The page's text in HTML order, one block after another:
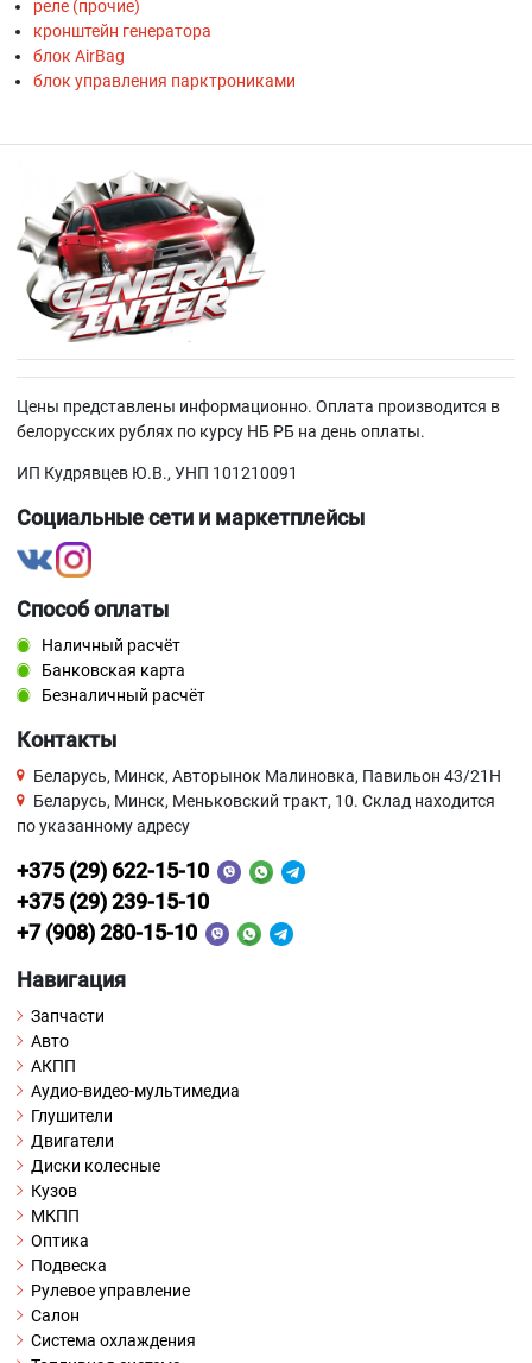
реле (прочие)
кронштейн генератора
блок AirBag
блок управления парктрониками
Цены представлены информационно. Оплата производится в
белорусских рублях по курсу НБ РБ на день оплаты.
ИП Кудрявцев Ю.В., УНП 101210091
Социальные сети и маркетплейсы
Способ оплаты
Наличный расчёт
Банковская карта
Безналичный расчёт
Контакты
Беларусь, Минск, Авторынок Малиновка, Павильон 43/21Н
Беларусь, Минск, Меньковский тракт, 10. Склад находится
по указанному адресу
+375 (29) 622-15-10
+375 (29) 239-15-10
+7 (908) 280-15-10
Навигация
Запчасти
Авто
АКПП
Аудио-видео-мультимедиа
Глушители
Двигатели
Диски колесные
Кузов
МКПП
Оптика
Подвеска
Рулевое управление
Салон
Система охлаждения